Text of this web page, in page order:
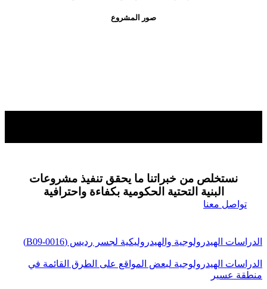
صور المشروع
نستخلص من خبراتنا ما يحقق تنفيذ مشروعات
البنية التحتية الحكومية بكفاءة واحترافية
تواصل معنا
الدراسات الهيدرولوجية والهيدروليكية لجسر رديس (B09-0016)
الدراسات الهيدرولوجية لبعض المواقع على الطرق القائمة في
منطقة عسير